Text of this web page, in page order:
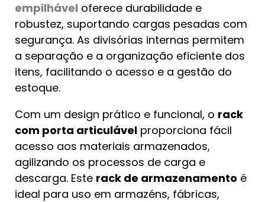
empilhável oferece durabilidade e
robustez, suportando cargas pesadas com
segurança. As divisórias internas permitem
a separação e a organização eficiente dos
itens, facilitando o acesso e a gestão do
estoque.
Com um design prático e funcional, o rack
com porta articulável proporciona fácil
acesso aos materiais armazenados,
agilizando os processos de carga e
descarga. Este rack de armazenamento é
ideal para uso em armazéns, fábricas,